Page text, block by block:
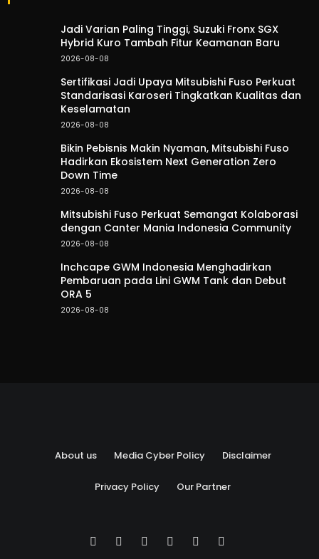
Jadi Varian Paling Tinggi, Suzuki Fronx SGX
Hybrid Kuro Tambah Fitur Keamanan Baru
2026-08-08
Sertifikasi Jadi Upaya Mitsubishi Fuso Perkuat
Standarisasi Karoseri Tingkatkan Kualitas dan
Keselamatan
2026-08-08
Bikin Pebisnis Makin Nyaman, Mitsubishi Fuso
Hadirkan Ekosistem Next Generation Zero
Down Time
2026-08-08
Mitsubishi Fuso Perkuat Semangat Kolaborasi
dengan Canter Mania Indonesia Community
2026-08-08
Inchcape GWM Indonesia Menghadirkan
Pembaruan pada Lini GWM Tank dan Debut
ORA 5
2026-08-08
About us Media Cyber Policy Disclaimer
Privacy Policy Our Partner